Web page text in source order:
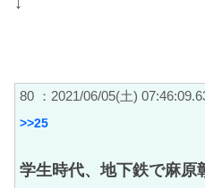
80 ：2021/06/05(土)
>>25
学生時代、地下鉄で麻原